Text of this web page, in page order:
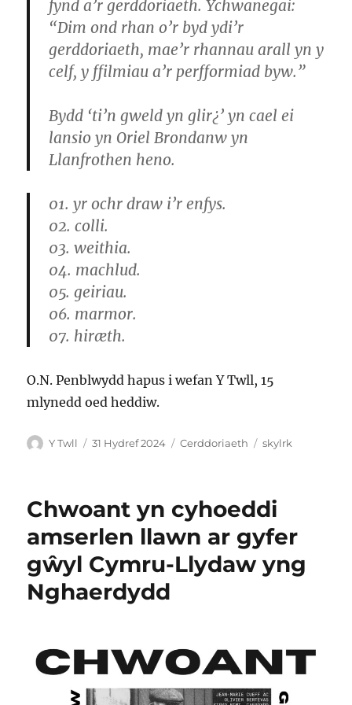
fynd a’r gerddoriaeth. Ychwanegai:
“Dim ond rhan o’r byd ydi’r
gerddoriaeth, mae’r rhannau arall yn y
celf, y ffilmiau a’r perfformiad byw.”
Bydd ‘ti’n gweld yn glir¿’ yn cael ei
lansio yn Oriel Brondanw yn
Llanfrothen heno.
01. yr ochr draw i’r enfys.
02. colli.
03. weithia.
04. machlud.
05. geiriau.
06. marmor.
07. hiræth.
O.N. Penblwydd hapus i wefan Y Twll, 15
mlynedd oed heddiw.
Awdur
Y Twll
Cofnodwyd
31 Hydref 2024 Categorïau
Cerddoriaeth Tagiau
skylrk
Chwoant yn cyhoeddi
amserlen llawn ar gyfer
gŵyl Cymru-Llydaw yng
Nghaerdydd